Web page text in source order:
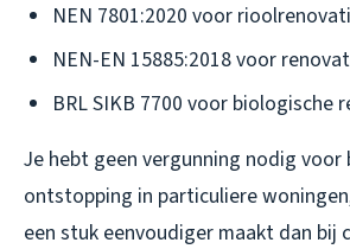
NEN 7801:2020 voor
NEN-EN 15885:2018 voor
BRL SIKB 7700 voor biologische
Je hebt geen vergunning nodig voor
ontstopping in particuliere
een stuk eenvoudiger maakt dan bij